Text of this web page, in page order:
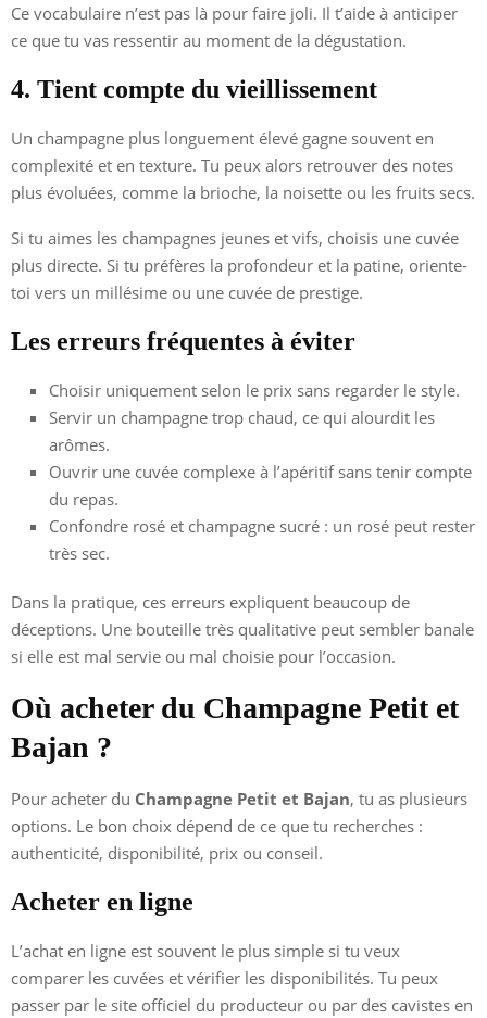
Ce vocabulaire n’est pas là pour faire joli. Il t’aide à anticiper
ce que tu vas ressentir au moment de la dégustation.
4. Tient compte du vieillissement
Un champagne plus longuement élevé gagne souvent en
complexité et en texture. Tu peux alors retrouver des notes
plus évoluées, comme la brioche, la noisette ou les fruits secs.
Si tu aimes les champagnes jeunes et vifs, choisis une cuvée
plus directe. Si tu préfères la profondeur et la patine, oriente-
toi vers un millésime ou une cuvée de prestige.
Les erreurs fréquentes à éviter
Choisir uniquement selon le prix sans regarder le style.
Servir un champagne trop chaud, ce qui alourdit les
arômes.
Ouvrir une cuvée complexe à l’apéritif sans tenir compte
du repas.
Confondre rosé et champagne sucré : un rosé peut rester
très sec.
Dans la pratique, ces erreurs expliquent beaucoup de
déceptions. Une bouteille très qualitative peut sembler banale
si elle est mal servie ou mal choisie pour l’occasion.
Où acheter du Champagne Petit et
Bajan ?
Pour acheter du Champagne Petit et Bajan, tu as plusieurs
options. Le bon choix dépend de ce que tu recherches :
authenticité, disponibilité, prix ou conseil.
Acheter en ligne
L’achat en ligne est souvent le plus simple si tu veux
comparer les cuvées et vérifier les disponibilités. Tu peux
passer par le site officiel du producteur ou par des cavistes en